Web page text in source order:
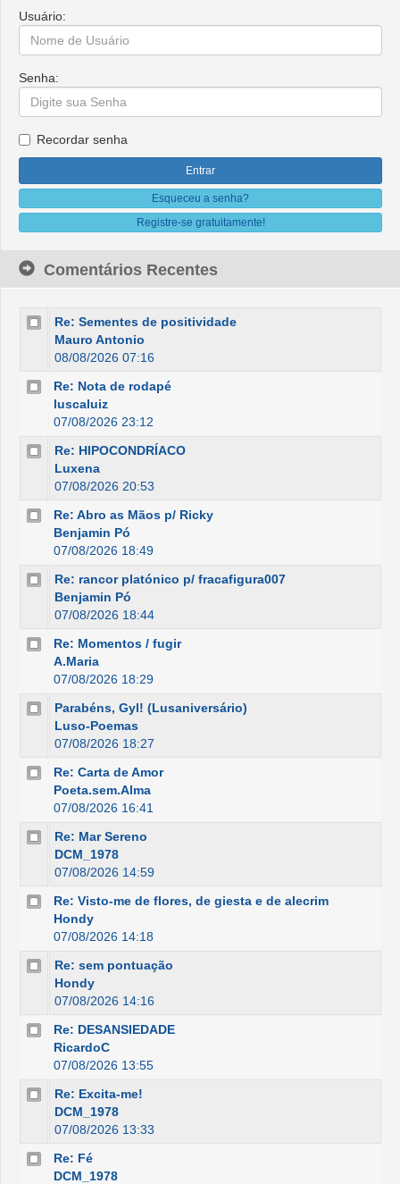
Usuário:
Senha:
Recordar senha
Esqueceu a senha?
Registre-se gratuitamente!
Comentários Recentes
Re: Sementes de positividade
Mauro Antonio
08/08/2026 07:16
Re: Nota de rodapé
luscaluiz
07/08/2026 23:12
Re: HIPOCONDRÍACO
Luxena
07/08/2026 20:53
Re: Abro as Mãos p/ Ricky
Benjamin Pó
07/08/2026 18:49
Re: rancor platónico p/ fracafigura007
Benjamin Pó
07/08/2026 18:44
Re: Momentos / fugir
A.Maria
07/08/2026 18:29
Parabéns, Gyl! (Lusaniversário)
Luso-Poemas
07/08/2026 18:27
Re: Carta de Amor
Poeta.sem.Alma
07/08/2026 16:41
Re: Mar Sereno
DCM_1978
07/08/2026 14:59
Re: Visto-me de flores, de giesta e de alecrim
Hondy
07/08/2026 14:18
Re: sem pontuação
Hondy
07/08/2026 14:16
Re: DESANSIEDADE
RicardoC
07/08/2026 13:55
Re: Excita-me!
DCM_1978
07/08/2026 13:33
Re: Fé
DCM_1978